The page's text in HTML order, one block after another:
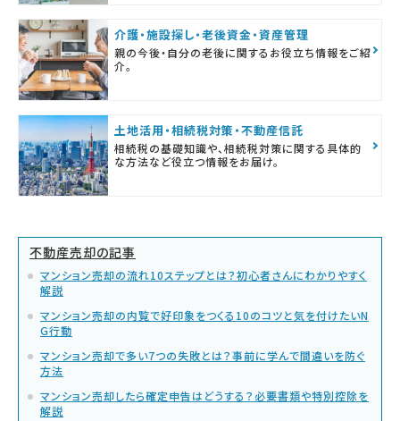
介護・施設探し・老後資金・資産管理
親の今後・自分の老後に関するお役立ち情報をご紹
介。
土地活用・相続税対策・不動産信託
相続税の基礎知識や、相続税対策に関する具体的
な方法など役立つ情報をお届け。
不動産売却の記事
マンション売却の流れ10ステップとは？初心者さんにわかりやすく
解説
マンション売却の内覧で好印象をつくる10のコツと気を付けたいN
G行動
マンション売却で多い7つの失敗とは？事前に学んで間違いを防ぐ
方法
マンション売却したら確定申告はどうする？必要書類や特別控除を
解説